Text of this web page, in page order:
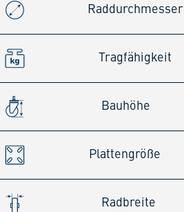
Raddurchmesser
Tragfähigkeit
Bauhöhe
Plattengröße
Radbreite